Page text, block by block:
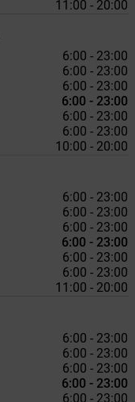
11:00 - 20:00
6:00 - 23:00
6:00 - 23:00
6:00 - 23:00
6:00 - 23:00
6:00 - 23:00
6:00 - 23:00
10:00 - 20:00
6:00 - 23:00
6:00 - 23:00
6:00 - 23:00
6:00 - 23:00
6:00 - 23:00
6:00 - 23:00
11:00 - 20:00
6:00 - 23:00
6:00 - 23:00
6:00 - 23:00
6:00 - 23:00
6:00 - 23:00